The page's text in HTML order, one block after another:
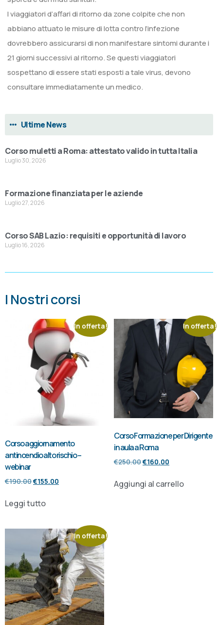
I viaggiatori d’affari di ritorno da zone colpite che non
abbiano attuato le misure di lotta contro l’infezione
dovrebbero assicurarsi di non manifestare sintomi durante i
21 giorni successivi al ritorno. Se questi viaggiatori
sospettano di essere stati esposti a tale virus, devono
consultare immediatamente un medico.
Ultime News
Corso muletti a Roma: attestato valido in tutta Italia
Luglio 30, 2026
Formazione finanziata per le aziende
Luglio 27, 2026
Corso SAB Lazio: requisiti e opportunità di lavoro
Luglio 16, 2026
I Nostri corsi
In offerta!
Corso aggiornamento
antincendio alto rischio –
webinar
€190.00€155.00
Leggi tutto
In offerta!
Corso Formazione per Dirigente
in aula a Roma
€250.00€160.00
Aggiungi al carrello
In offerta!